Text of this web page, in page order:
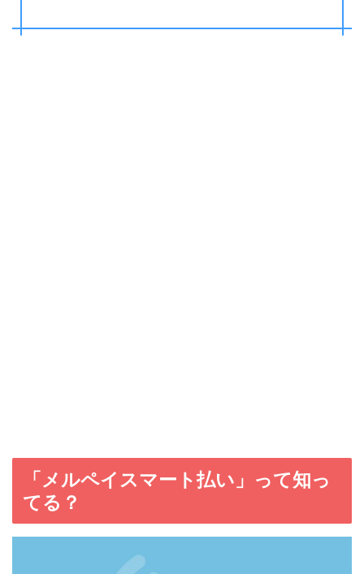
「メルペイスマート払い」って知っ
てる？